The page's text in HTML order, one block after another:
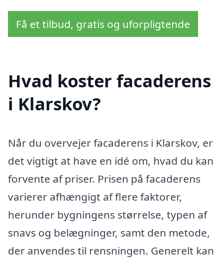
Få et tilbud, gratis og uforpligtende
Hvad koster facaderens
i Klarskov?
Når du overvejer facaderens i Klarskov, er
det vigtigt at have en idé om, hvad du kan
forvente af priser. Prisen på facaderens
varierer afhængigt af flere faktorer,
herunder bygningens størrelse, typen af
snavs og belægninger, samt den metode,
der anvendes til rensningen. Generelt kan